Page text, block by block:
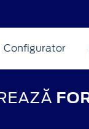
Configurator